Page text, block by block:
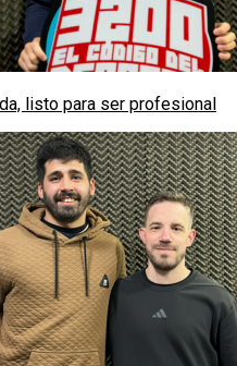
listo para ser profesional